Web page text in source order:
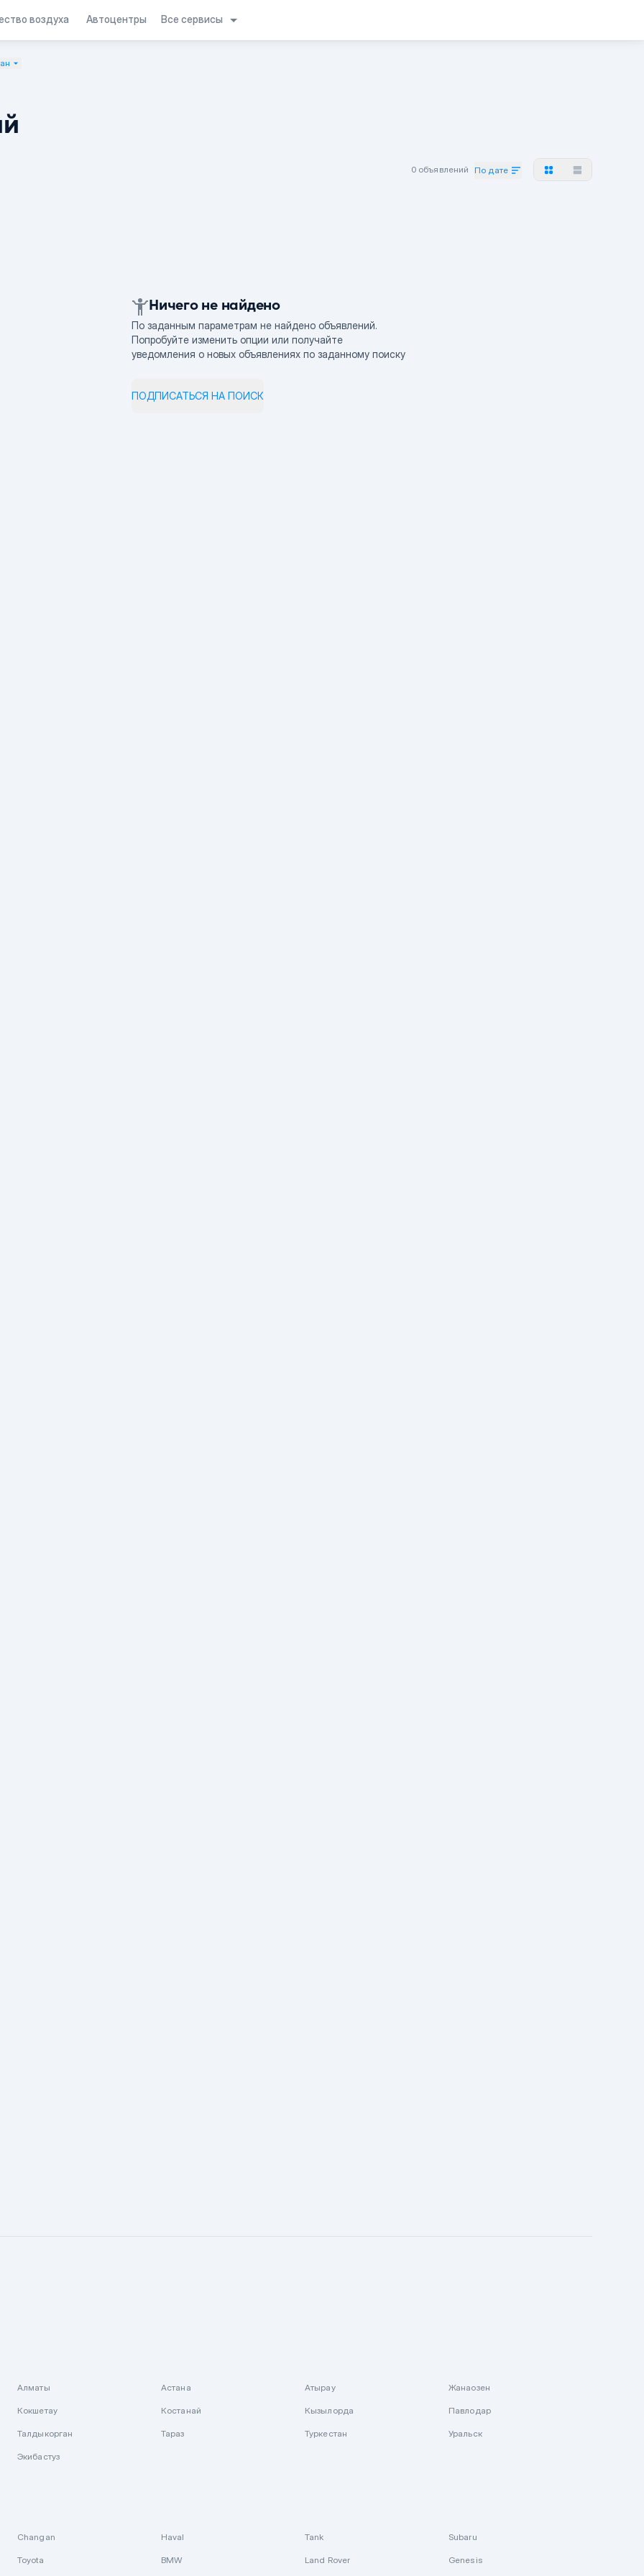
воздуха Автоцентры Все сервисы
0 объявлений По дате
Ничего не найдено
По заданным параметрам не найдено объявлений.
Попробуйте изменить опции или получайте
уведомления о новых объявлениях по заданному поиску
ПОДПИСАТЬСЯ НА ПОИСК
Алматы Астана Атырау Жанаозен
Кокшетау Костанай Кызылорда Павлодар
Талдыкорган Тараз Туркестан Уральск
Экибастуз
Changan Haval Tank Subaru
Toyota BMW Land Rover Genesis